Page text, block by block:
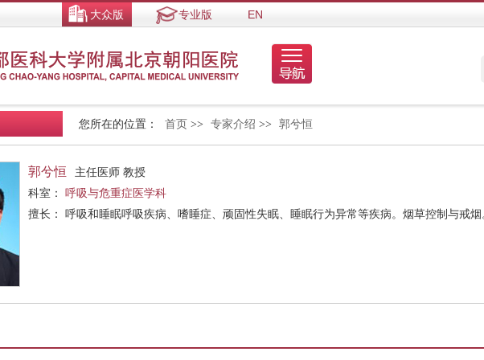
大众版 专业版 EN
您所在的位置： 首页 >> 专家介绍 >> 郭兮恒
郭兮恒
主任医师 教授
科室： 呼吸与危重症医学科
擅长： 呼吸和睡眠呼吸疾病、嗜睡症、顽固性失眠、睡眠行为异常等疾病。烟草控制与戒烟